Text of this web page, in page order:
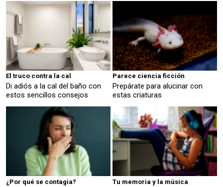
El truco contra la cal
Di adiós a la cal del baño con
estos sencillos consejos
Parece ciencia ficción
Prepárate para alucinar con
estas criaturas
¿Por qué se contagia? Tu memoria y la música